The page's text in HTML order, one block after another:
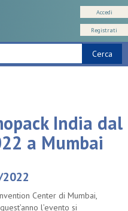
Cerca
Accedi
Registrati
India dal
a Mumbai
Center di Mumbai,
l’evento si